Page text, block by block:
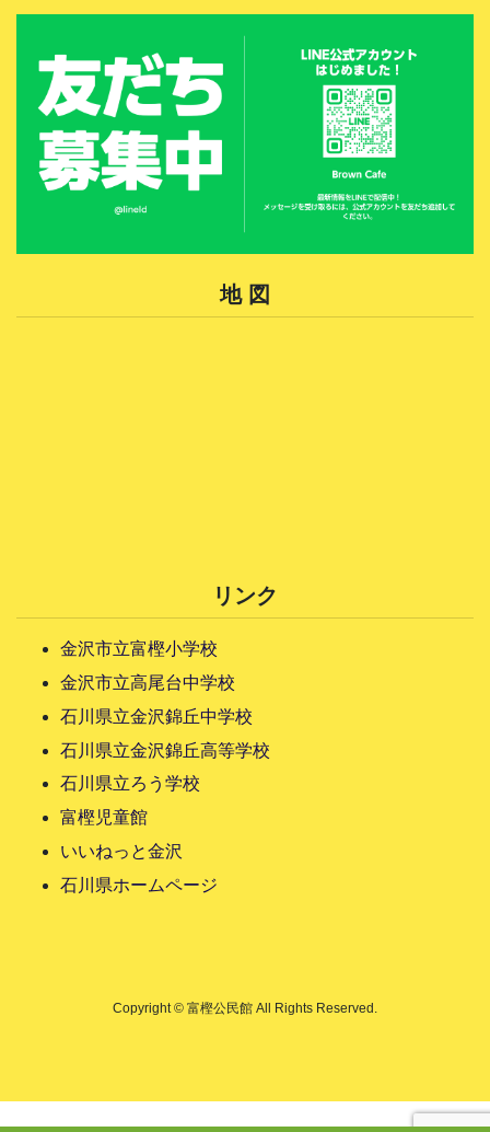
地 図
リンク
金沢市立富樫小学校
金沢市立高尾台中学校
石川県立金沢錦丘中学校
石川県立金沢錦丘高等学校
石川県立ろう学校
富樫児童館
いいねっと金沢
石川県ホームページ
Copyright © 富樫公民館 All Rights Reserved.